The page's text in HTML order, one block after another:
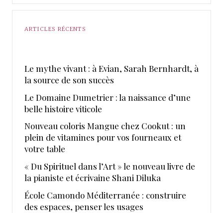
ARTICLES RÉCENTS
Le mythe vivant : à Evian, Sarah Bernhardt, à
la source de son succès
Le Domaine Dumetrier : la naissance d’une
belle histoire viticole
Nouveau coloris Mangue chez Cookut : un
plein de vitamines pour vos fourneaux et
votre table
« Du Spirituel dans l’Art » le nouveau livre de
la pianiste et écrivaine Shani Diluka
École Camondo Méditerranée : construire
des espaces, penser les usages